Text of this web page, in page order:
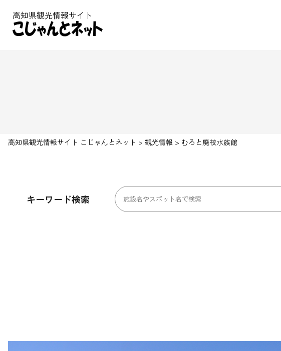
高知県観光情報サイト
高知県観光情報サイト こじゃんとネット > 観光情報 > むろと廃校水族館
キーワード検索